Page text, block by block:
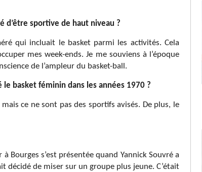
d’être sportive de haut niveau ?
qui incluait le basket parmi les activités. Cela
mes week-ends. Je me souviens à l’époque
de l’ampleur du basket-ball.
basket féminin dans les années 1970 ?
ce ne sont pas des sportifs avisés. De plus, le
Bourges s’est présentée quand Yannick Souvré a
décidé de miser sur un groupe plus jeune. C’était